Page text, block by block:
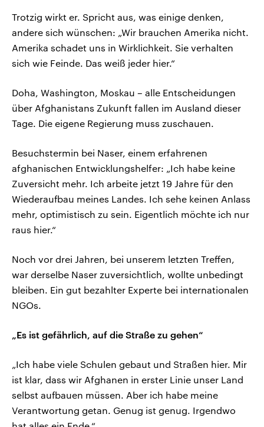
Trotzig wirkt er. Spricht aus, was einige denken,
andere sich wünschen: „Wir brauchen Amerika nicht.
Amerika schadet uns in Wirklichkeit. Sie verhalten
sich wie Feinde. Das weiß jeder hier.“
Doha, Washington, Moskau – alle Entscheidungen
über Afghanistans Zukunft fallen im Ausland dieser
Tage. Die eigene Regierung muss zuschauen.
Besuchstermin bei Naser, einem erfahrenen
afghanischen Entwicklungshelfer: „Ich habe keine
Zuversicht mehr. Ich arbeite jetzt 19 Jahre für den
Wiederaufbau meines Landes. Ich sehe keinen Anlass
mehr, optimistisch zu sein. Eigentlich möchte ich nur
raus hier.“
Noch vor drei Jahren, bei unserem letzten Treffen,
war derselbe Naser zuversichtlich, wollte unbedingt
bleiben. Ein gut bezahlter Experte bei internationalen
NGOs.
„Es ist gefährlich, auf die Straße zu gehen“
„Ich habe viele Schulen gebaut und Straßen hier. Mir
ist klar, dass wir Afghanen in erster Linie unser Land
selbst aufbauen müssen. Aber ich habe meine
Verantwortung getan. Genug ist genug. Irgendwo